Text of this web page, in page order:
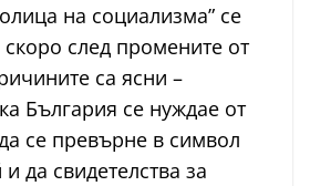
на социализма” се
след промените от
са ясни –
България се нуждае от
се превърне в символ
да свидетелства за